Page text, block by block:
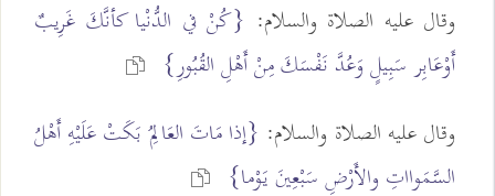
وقال عليه الصلاة والسلام: {كُنْ في الدُّنْيا كأنَّكَ غَرِيبٌ
أَوْعَابِر سَبِيلٍ وَعُدَّ نَفْسَكَ مِنْ أَهْلِ القُبُورِ}
وقال عليه الصلاة والسلام: {إذا مَاتَ العَالِمُ بَكَتْ عَلَيْهِ أَهْلُ
السَّمَوااتِ والأَرْضِ سَبْعِينَ يَوْما}